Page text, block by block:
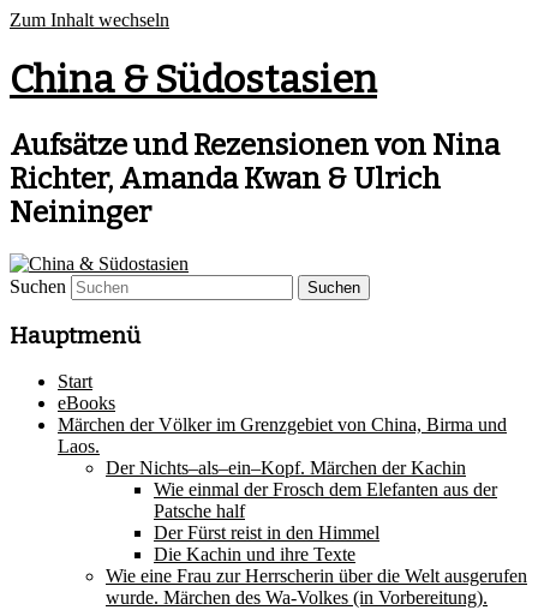
Zum Inhalt wechseln
China & Südostasien
Aufsätze und Rezensionen von Nina
Richter, Amanda Kwan & Ulrich
Neininger
Suchen
Hauptmenü
Start
eBooks
Märchen der Völker im Grenzgebiet von China, Birma und
Laos.
Der Nichts–als–ein–Kopf. Märchen der Kachin
Wie einmal der Frosch dem Elefanten aus der
Patsche half
Der Fürst reist in den Himmel
Die Kachin und ihre Texte
Wie eine Frau zur Herrscherin über die Welt ausgerufen
wurde. Märchen des Wa-Volkes (in Vorbereitung).